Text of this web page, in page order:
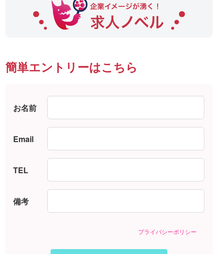
簡単エントリーはこちら
お名前
Email
TEL
備考
プライバシーポリシー